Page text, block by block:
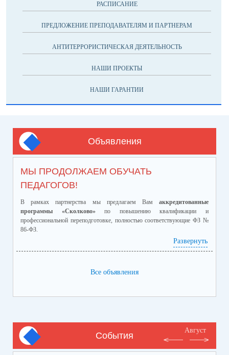
РАСПИСАНИЕ
ПРЕДЛОЖЕНИЕ ПРЕПОДАВАТЕЛЯМ И ПАРТНЕРАМ
АНТИТЕРРОРИСТИЧЕСКАЯ ДЕЯТЕЛЬНОСТЬ
НАШИ ПРОЕКТЫ
НАШИ ГАРАНТИИ
Объявления
МЫ ПРОДОЛЖАЕМ ОБУЧАТЬ
ПЕДАГОГОВ!
В рамках партнерства мы предлагаем Вам аккредитованные
программы «Сколково»по повышению квалификации и
профессиональной переподготовке, полностью соответствующие ФЗ №
86-ФЗ.
Ознакомиться с программами и ценами можно в
приложенном файле.
Развернуть
Все объявления
События
Август